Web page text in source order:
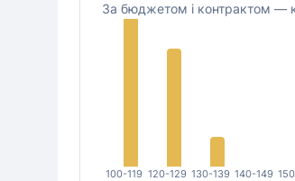
За бюджетом і контрактом —
100-119 120-129 130-139 140-149